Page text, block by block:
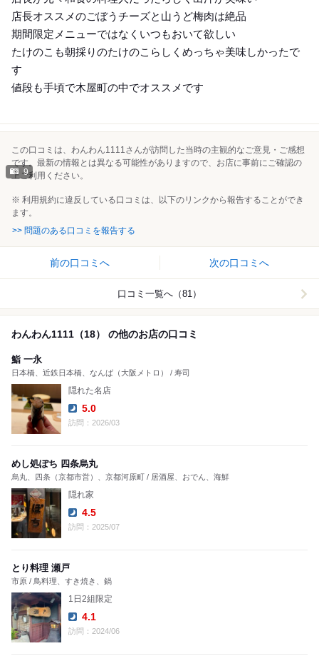
店長オススメのごぼうチーズと山うど梅肉は絶品
期間限定メニューではなくいつもおいて欲しい
たけのこも朝採りのたけのこらしくめっちゃ美味しかったで
す
値段も手頃で木屋町の中でオススメです
9
この口コミは、わんわん1111さんが訪問した当時の主観的なご意見・ご感想
です。最新の情報とは異なる可能性がありますので、お店に事前にご確認の
上ご利用ください。
※ 利用規約に違反している口コミは、以下のリンクから報告することができ
ます。
>> 問題のある口コミを報告する
前の口コミへ 次の口コミへ
口コミ一覧へ（81）
わんわん1111（18） の他のお店の口コミ
鮨 一永
日本橋、近鉄日本橋、なんば（大阪メトロ） / 寿司
隠れた名店
Dinner:
5.0
訪問：2026/03
めし処ぽち 四条烏丸
烏丸、四条（京都市営）、京都河原町 / 居酒屋、おでん、海鮮
隠れ家
Dinner:
4.5
訪問：2025/07
とり料理 瀬戸
市原 / 鳥料理、すき焼き、鍋
1日2組限定
Dinner:
4.1
訪問：2024/06